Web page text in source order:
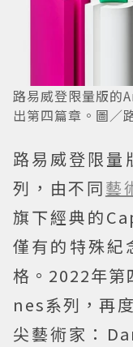
路易威登限量版的
出第四篇章。圖／
路易威登限
列，由不同藝
旗下經典的
僅有的特殊紀
格。2022年
nes系列，再
尖藝術家：